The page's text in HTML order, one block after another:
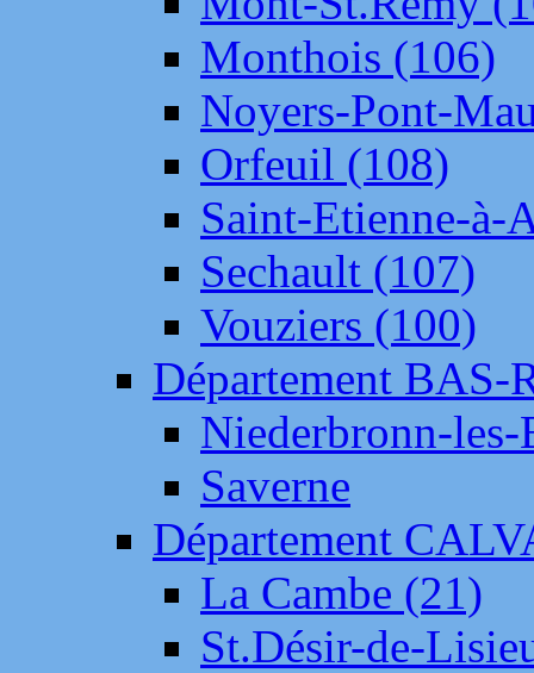
Monthois (106)
Noyers-Pont-
Orfeuil (108)
Saint-Etienne-à-
Sechault (107)
Vouziers (100)
Département BAS-
Niederbronn-
Saverne
Département
La Cambe (21)
St.Désir-de-